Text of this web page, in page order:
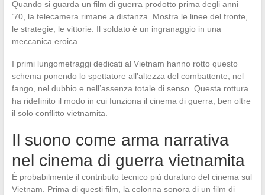
Quando si guarda un film di guerra prodotto prima degli anni
’70, la telecamera rimane a distanza. Mostra le linee del fronte,
le strategie, le vittorie. Il soldato è un ingranaggio in una
meccanica eroica.
I primi lungometraggi dedicati al Vietnam hanno rotto questo
schema ponendo lo spettatore all’altezza del combattente, nel
fango, nel dubbio e nell’assenza totale di senso. Questa rottura
ha ridefinito il modo in cui funziona il cinema di guerra, ben oltre
il solo conflitto vietnamita.
Il suono come arma narrativa
nel cinema di guerra vietnamita
È probabilmente il contributo tecnico più duraturo del cinema sul
Vietnam. Prima di questi film, la colonna sonora di un film di